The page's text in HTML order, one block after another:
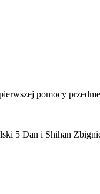
pomocy
5 Dan i Shihan